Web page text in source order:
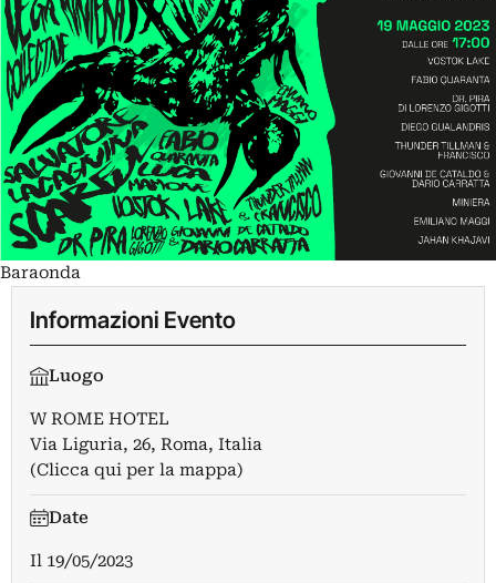
Baraonda
Informazioni Evento
Luogo
W ROME HOTEL
Via Liguria, 26, Roma, Italia
(Clicca qui per la mappa)
Date
Il 19/05/2023